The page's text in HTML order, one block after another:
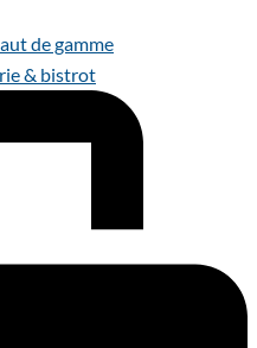
de gamme
& bistrot